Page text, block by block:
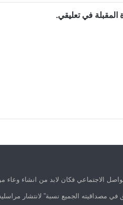
المقبلة في تعليقي.
الاجتماعي فكان لابد من انشاء وعاء
مصداقيته الجميع نسبة” لانتشار مراسليه